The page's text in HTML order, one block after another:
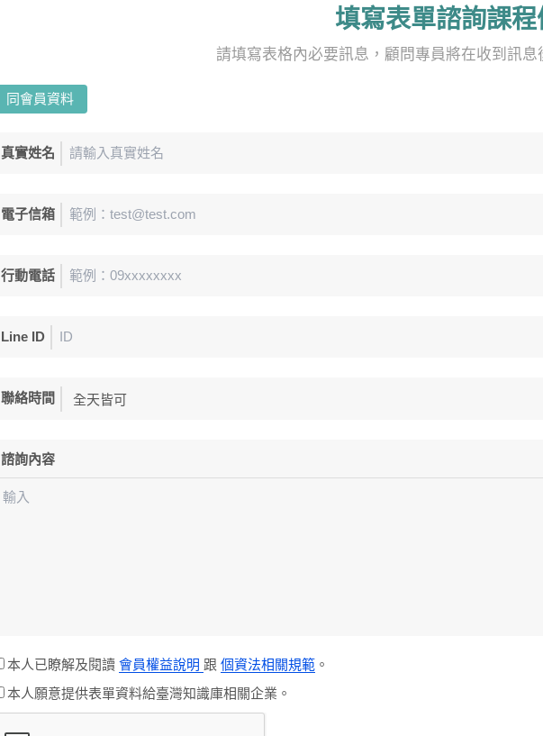
填寫表單諮詢課程
請填寫表格內必要訊息，顧問專員將在收到訊息
同會員資料
真實姓名
電子信箱
行動電話
Line ID
聯絡時間
諮詢內容
本人已瞭解及閱讀 會員權益說明 跟 個資法相關規範 。
本人願意提供表單資料給臺灣知識庫相關企業。